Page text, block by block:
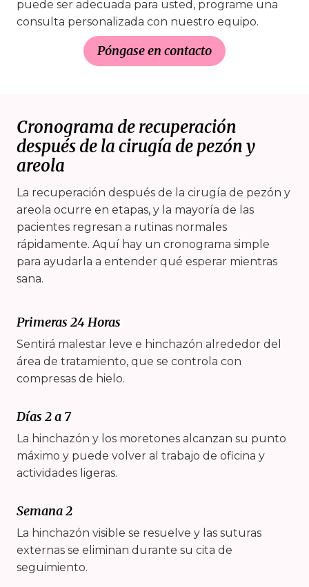
puede ser adecuada para usted, programe una
consulta personalizada con nuestro equipo.
Póngase en contacto
Cronograma de recuperación
después de la cirugía de pezón y
areola
La recuperación después de la cirugía de pezón y
areola ocurre en etapas, y la mayoría de las
pacientes regresan a rutinas normales
rápidamente. Aquí hay un cronograma simple
para ayudarla a entender qué esperar mientras
sana.
Primeras 24 Horas
Sentirá malestar leve e hinchazón alrededor del
área de tratamiento, que se controla con
compresas de hielo.
Días 2 a 7
La hinchazón y los moretones alcanzan su punto
máximo y puede volver al trabajo de oficina y
actividades ligeras.
Semana 2
La hinchazón visible se resuelve y las suturas
externas se eliminan durante su cita de
seguimiento.